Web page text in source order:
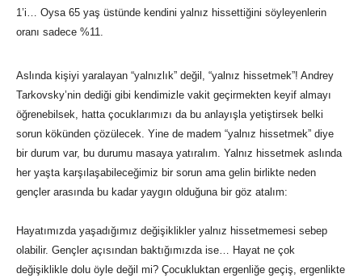
1’i… Oysa 65 yaş üstünde kendini yalnız hissettiğini söyleyenlerin
oranı sadece %11.
Aslında kişiyi yaralayan “yalnızlık” değil, “yalnız hissetmek”! Andrey
Tarkovsky’nin dediği gibi kendimizle vakit geçirmekten keyif almayı
öğrenebilsek, hatta çocuklarımızı da bu anlayışla yetiştirsek belki
sorun kökünden çözülecek. Yine de madem “yalnız hissetmek” diye
bir durum var, bu durumu masaya yatıralım. Yalnız hissetmek aslında
her yaşta karşılaşabileceğimiz bir sorun ama gelin birlikte neden
gençler arasında bu kadar yaygın olduğuna bir göz atalım:
Hayatımızda yaşadığımız değişiklikler yalnız hissetmemesi sebep
olabilir. Gençler açısından baktığımızda ise… Hayat ne çok
değişiklikle dolu öyle değil mi? Çocukluktan ergenliğe geçiş, ergenlikte